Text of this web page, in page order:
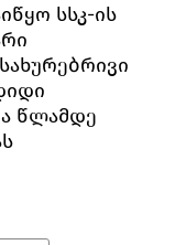
სსკ-ის
წლამდე